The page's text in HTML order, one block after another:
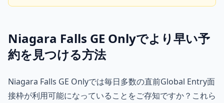
Niagara Falls GE Onlyでより早い予
約を見つける方法
Niagara Falls GE Onlyでは毎日多数の直前Global Entry面
接枠が利用可能になっていることをご存知ですか？これら